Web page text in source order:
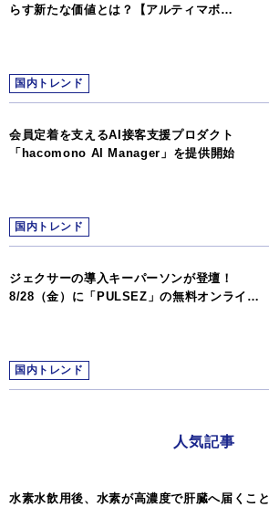
らす新たな価値とは？【アルティマボ…
国内トレンド
会員定着を支えるAI接客支援プロダクト
「hacomono AI Manager」を提供開始
国内トレンド
ジェクサーの導入キーパーソンが登壇！
8/28（金）に「PULSEZ」の無料オンライ…
国内トレンド
人気記事
水素水飲用後、水素が高濃度で肝臓へ届くこと